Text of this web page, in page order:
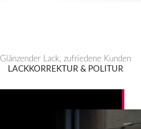
Glänzender Lack, zufriedene Kunden
LACKKORREKTUR & POLITUR